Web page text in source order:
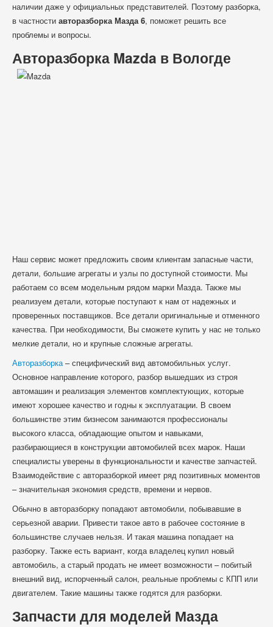
наличии даже у официальных представителей. Поэтому разборка,
в частности авторазборка Мазда 6, поможет решить все
проблемы и вопросы.
Авторазборка Mazda в Вологде
Наш сервис может предложить своим клиентам запасные части,
детали, большие агрегаты и узлы по доступной стоимости. Мы
работаем со всем модельным рядом марки Мазда. Также мы
реализуем детали, которые поступают к нам от надежных и
проверенных поставщиков. Все детали оригинальные и отменного
качества. При необходимости, Вы сможете купить у нас не только
мелкие детали, но и крупные сложные агрегаты.
Авторазборка– специфический вид автомобильных услуг.
Основное направление которого, разбор вышедших из строя
автомашин и реализация элементов комплектующих, которые
имеют хорошее качество и годны к эксплуатации. В своем
большинстве этим бизнесом занимаются профессионалы
высокого класса, обладающие опытом и навыками,
разбирающиеся в конструкции автомобилей всех марок. Наши
специалисты уверены в функциональности и качестве запчастей.
Взаимодействие с авторазборкой имеет ряд позитивных моментов
– значительная экономия средств, времени и нервов.
Обычно в авторазборку попадают автомобили, побывавшие в
серьезной аварии. Привести такое авто в рабочее состояние в
большинстве случаев нельзя. И такая машина попадает на
разборку. Также есть вариант, когда владелец купил новый
автомобиль, а старый продать не имеет возможности – побитый
внешний вид, испорченный салон, реальные проблемы с КПП или
двигателем. Такие машины также годятся для разборки.
Запчасти для моделей Мазда